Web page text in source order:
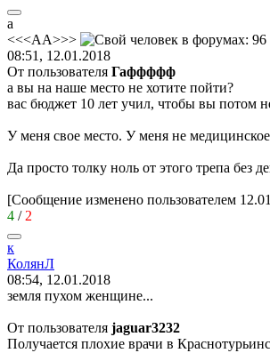
a
<<<AA>>>
08:51, 12.01.2018
От пользователя Гаффффф
а вы на наше место не хотите пойти?
вас бюджет 10 лет учил, чтобы вы потом
У меня свое место. У меня не
Да просто толку ноль от этого трепа без
[Сообщение изменено пользователем
4 / 2
к
КолянЛ
08:54, 12.01.2018
земля пухом женщине...
От пользователя jaguar3232
Получается плохие врачи в